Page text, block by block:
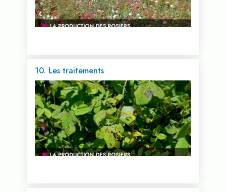
Voir cette vidéo...
10. Les traitements